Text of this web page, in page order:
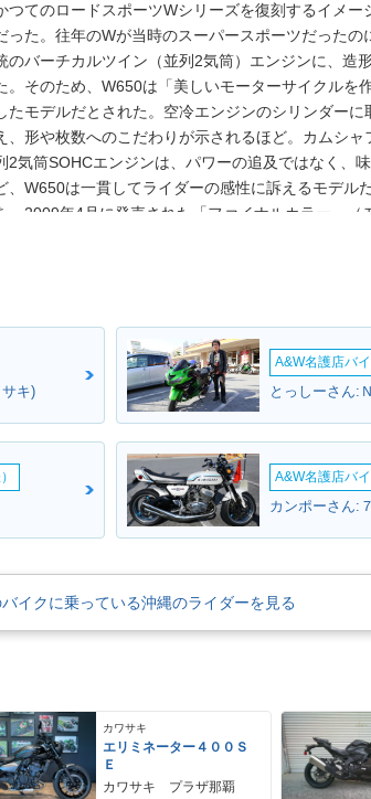
つてのロードスポーツWシリーズを復刻するイメ
った。往年のWが当時のスーパースポーツだった
のバーチカルツイン（並列2気筒）エンジンに、造
。そのため、W650は「美しいモーターサイクルを
たモデルだとされた。空冷エンジンのシリンダー
、形や枚数へのこだわりが示されるほど。カムシ
2気筒SOHCエンジンは、パワーの追及ではなく、
、W650は一貫してライダーの感性に訴えるモデル
、2009年4月に発売された「ファイナルカラー」
キ)
A&W名護店バ
とっしーさん:
A&W名護店バ
カンポーさん:
イクに乗っている沖縄のライダーを見る
カワサキ
エリミネーター４００Ｓ
Ｅ
カワサキ プラザ那覇